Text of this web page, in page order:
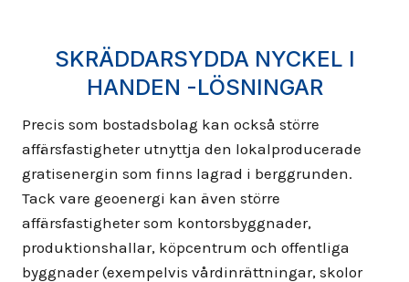
SKRÄDDARSYDDA NYCKEL I
HANDEN -LÖSNINGAR
Precis som bostadsbolag kan också större
affärsfastigheter utnyttja den lokalproducerade
gratisenergin som finns lagrad i berggrunden.
Tack vare geoenergi kan även större
affärsfastigheter som kontorsbyggnader,
produktionshallar, köpcentrum och offentliga
byggnader (exempelvis vårdinrättningar, skolor